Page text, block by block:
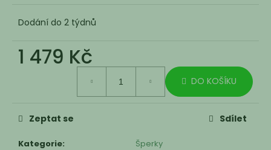
Dodání do 2 týdnů
1 479 Kč
DO KOŠÍKU
Kategorie:
Šperky
Zeptat se Sdílet